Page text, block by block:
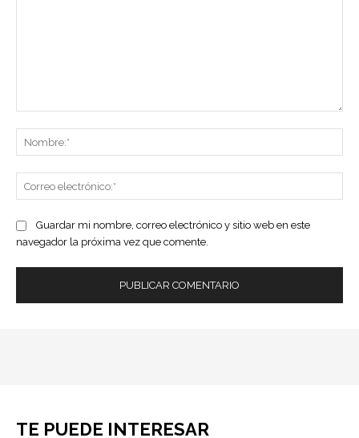
Guardar mi nombre, correo electrónico y sitio web en este
navegador la próxima vez que comente.
TE PUEDE INTERESAR